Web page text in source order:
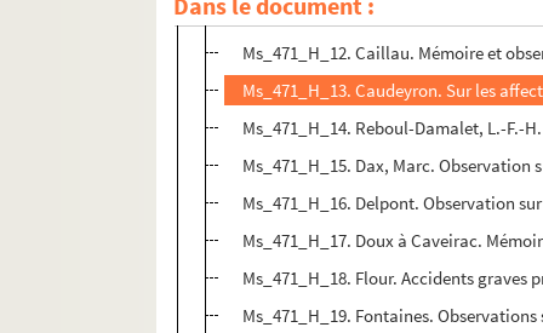
Ms_471_H_11. Caillau. Observations
Ms_471_H_12. Caillau. Mémoire et
Ms_471_H_13. Caudeyron. Sur les
Ms_471_H_14. Reboul-Damalet, L.-F.-
Ms_471_H_15. Dax, Marc.
Ms_471_H_16. Delpont. Observation
Ms_471_H_17. Doux à Caveirac.
Ms_471_H_18. Flour. Accidents
Ms_471_H_19. Fontaines.